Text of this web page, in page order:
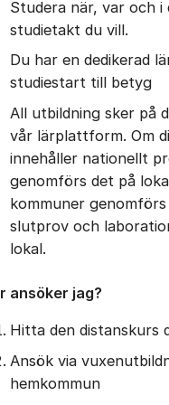
Studera när, var och i
studietakt du vill.
Du har en dedikerad
studiestart till betyg
All utbildning sker på
vår lärplattform. Om
innehåller nationellt
genomförs det på
kommuner genomförs
slutprov och
lokal.
ansöker jag?
Hitta den distanskurs
Ansök via
hemkommun